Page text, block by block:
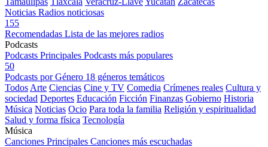
Noticias Radios noticiosas
155
Recomendadas Lista de las mejores radios
Podcasts
Podcasts Principales Podcasts más populares
50
Podcasts por Género 18 géneros temáticos
Todos Arte Ciencias Cine y TV Comedia Crímenes reales Cultura y
sociedad Deportes Educación Ficción Finanzas Gobierno Historia
Música Noticias Ocio Para toda la familia Religión y espiritualidad
Salud y forma física Tecnología
Música
Canciones Principales Canciones más escuchadas